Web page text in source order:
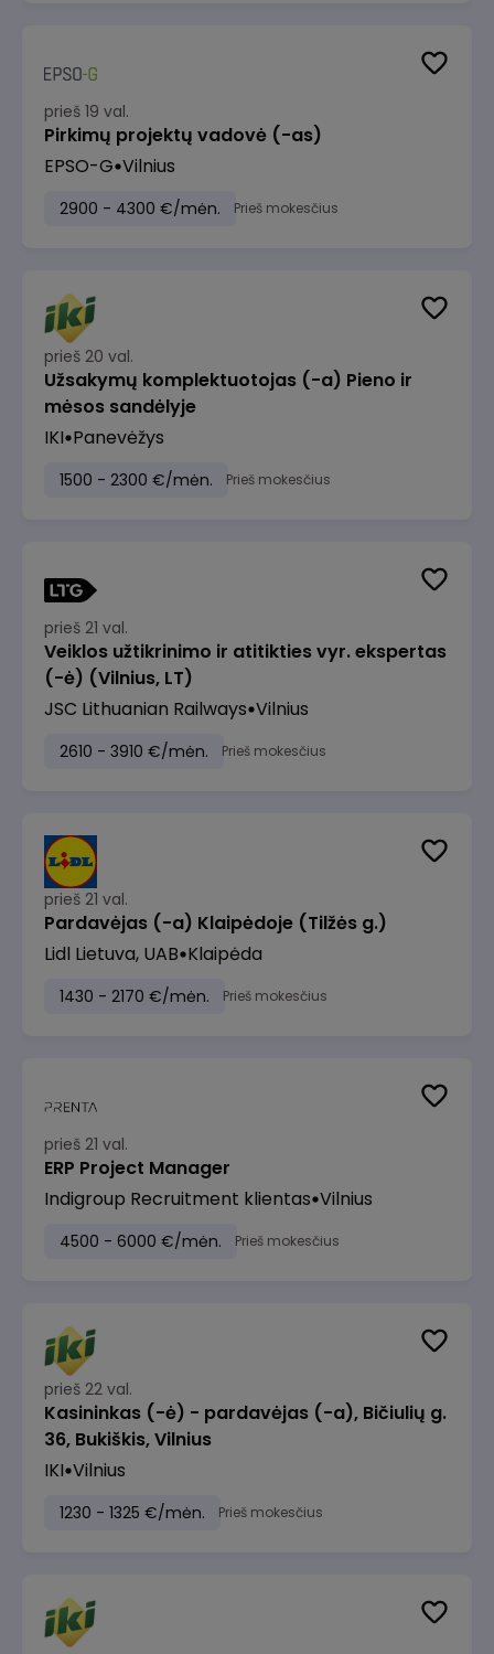
prieš 19 val.
Pirkimų projektų vadovė (-as)
EPSO-G Vilnius
2900 - 4300 €/mėn. Prieš mokesčius
prieš 20 val.
Užsakymų komplektuotojas (-a) Pieno ir
mėsos sandėlyje
IKI Panevėžys
1500 - 2300 €/mėn. Prieš mokesčius
prieš 21 val.
Veiklos užtikrinimo ir atitikties vyr. ekspertas
(-ė) (Vilnius, LT)
JSC Lithuanian Railways Vilnius
2610 - 3910 €/mėn. Prieš mokesčius
prieš 21 val.
Pardavėjas (-a) Klaipėdoje (Tilžės g.)
Lidl Lietuva, UAB Klaipėda
1430 - 2170 €/mėn. Prieš mokesčius
prieš 21 val.
ERP Project Manager
Indigroup Recruitment klientas Vilnius
4500 - 6000 €/mėn. Prieš mokesčius
prieš 22 val.
Kasininkas (-ė) - pardavėjas (-a), Bičiulių g.
36, Bukiškis, Vilnius
IKI Vilnius
1230 - 1325 €/mėn. Prieš mokesčius